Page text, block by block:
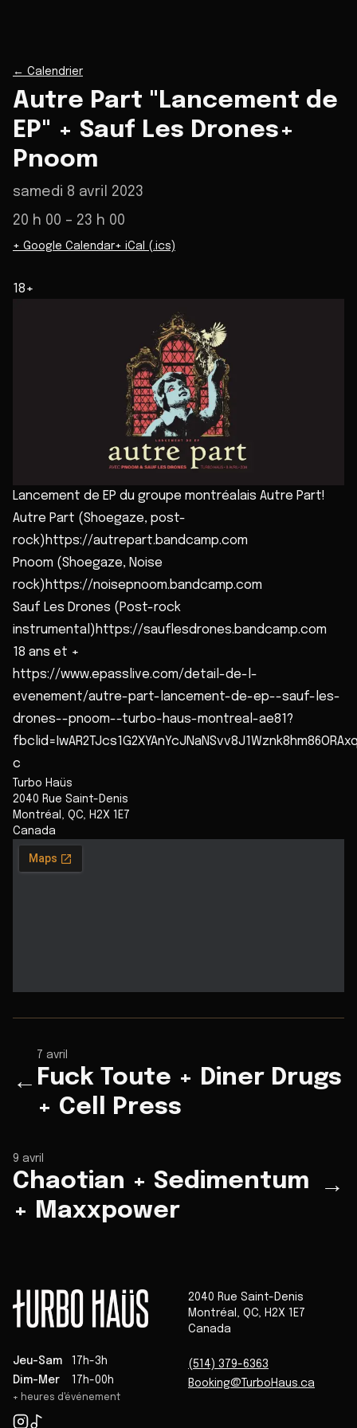
← Calendrier
Autre Part "Lancement de
EP" + Sauf Les Drones+
Pnoom
samedi 8 avril 2023
20 h 00 – 23 h 00
+ Google Calendar+ iCal (.ics)
18+
Lancement de EP du groupe montréalais Autre Part!
Autre Part (Shoegaze, post-
rock)https://autrepart.bandcamp.com
Pnoom (Shoegaze, Noise
rock)https://noisepnoom.bandcamp.com
Sauf Les Drones (Post-rock
instrumental)https://sauflesdrones.bandcamp.com
18 ans et +
https://www.epasslive.com/detail-de-l-
evenement/autre-part-lancement-de-ep--sauf-les-
drones--pnoom--turbo-haus-montreal-ae81?
c
Turbo Haüs
2040 Rue Saint-Denis
Montréal , QC, H2X 1E7
Canada
←
7 avril
Fuck Toute + Diner Drugs
+ Cell Press
9 avril
Chaotian + Sedimentum
+ Maxxpower
→
Jeu-Sam
17h-3h
Dim-Mer
17h-00h
+ heures d'événement
2040 Rue Saint-Denis
Montréal , QC, H2X 1E7
Canada
(514) 379-6363
Booking@TurboHaus.ca